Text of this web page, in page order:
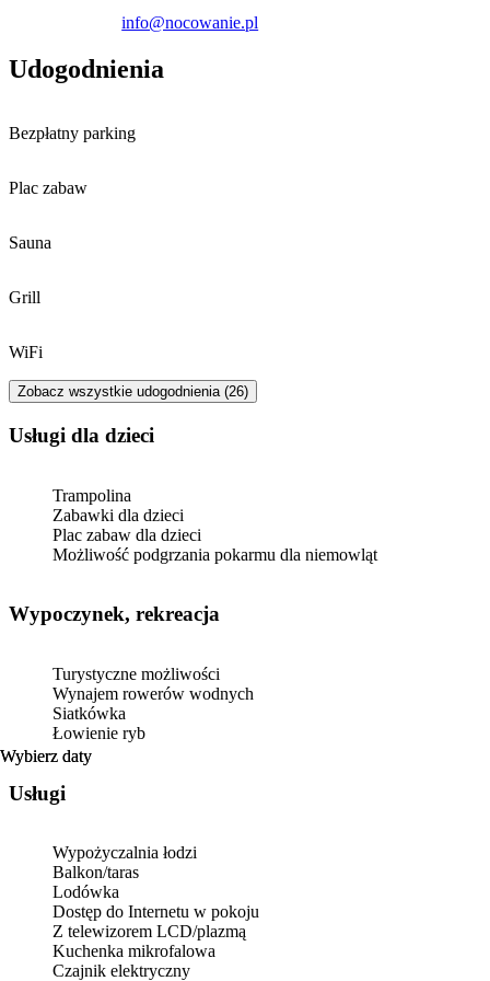
info@nocowanie.pl
Wybierz daty
Wybierz daty
Udogodnienia
Bezpłatny parking
Plac zabaw
Sauna
Grill
WiFi
Zobacz wszystkie udogodnienia (26)
usługi dla dzieci
Trampolina
Zabawki dla dzieci
Plac zabaw dla dzieci
Możliwość podgrzania pokarmu dla niemowląt
Wypoczynek, rekreacja
Turystyczne możliwości
Wynajem rowerów wodnych
Siatkówka
Łowienie ryb
Usługi
Wypożyczalnia łodzi
Balkon/taras
Lodówka
Dostęp do Internetu w pokoju
Z telewizorem LCD/plazmą
Kuchenka mikrofalowa
Czajnik elektryczny